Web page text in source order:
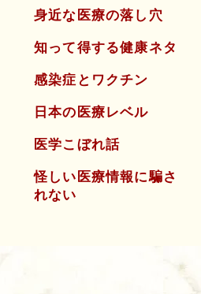
身近な医療の落し穴
知って得する健康ネタ
感染症とワクチン
日本の医療レベル
医学こぼれ話
怪しい医療情報に騙さ
れない